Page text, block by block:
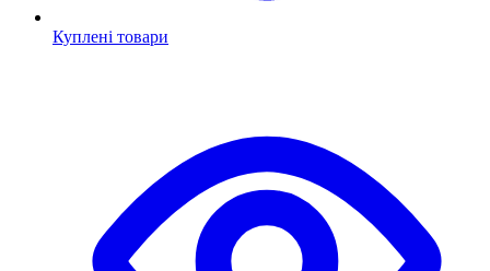
Куплені товари